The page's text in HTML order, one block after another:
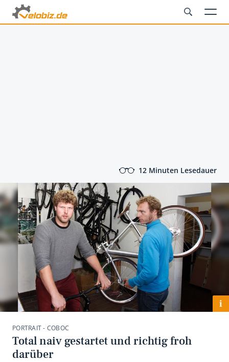
12 Minuten Lesedauer
i
PORTRAIT - COBOC
Total naiv gestartet und richtig froh
darüber